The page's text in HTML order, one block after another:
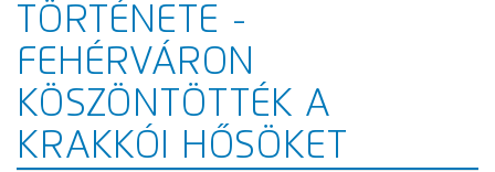
TÖRTÉNETE -
FEHÉRVÁRON
KÖSZÖNTÖTTÉK A
KRAKKÓI HŐSÖKET